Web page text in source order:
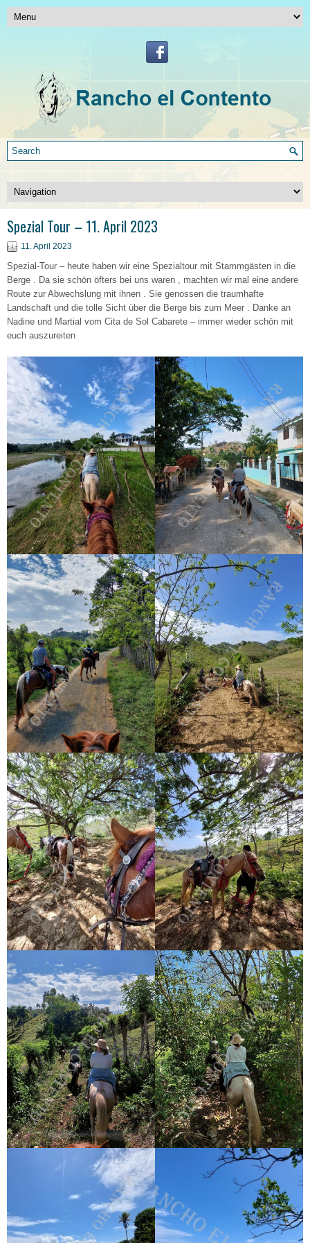
Spezial Tour – 11. April 2023
11. April 2023
Spezial-Tour – heute haben wir eine Spezialtour mit Stammgästen in die
Berge . Da sie schön öfters bei uns waren , machten wir mal eine andere
Route zur Abwechslung mit ihnen . Sie genossen die traumhafte
Landschaft und die tolle Sicht über die Berge bis zum Meer . Danke an
Nadine und Martial vom Cita de Sol Cabarete – immer wieder schön mit
euch auszureiten